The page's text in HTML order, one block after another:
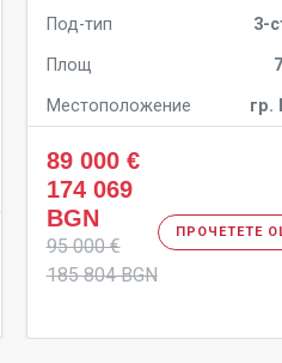
Под-тип
3-
Площ
Местоположение гр.
89 000 €
174 069
BGN
95 000 €
185 804 BGN
ПРОЧЕТЕТЕ